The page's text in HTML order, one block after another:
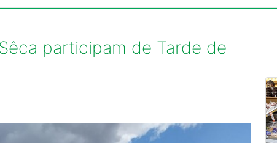
participam de Tarde de